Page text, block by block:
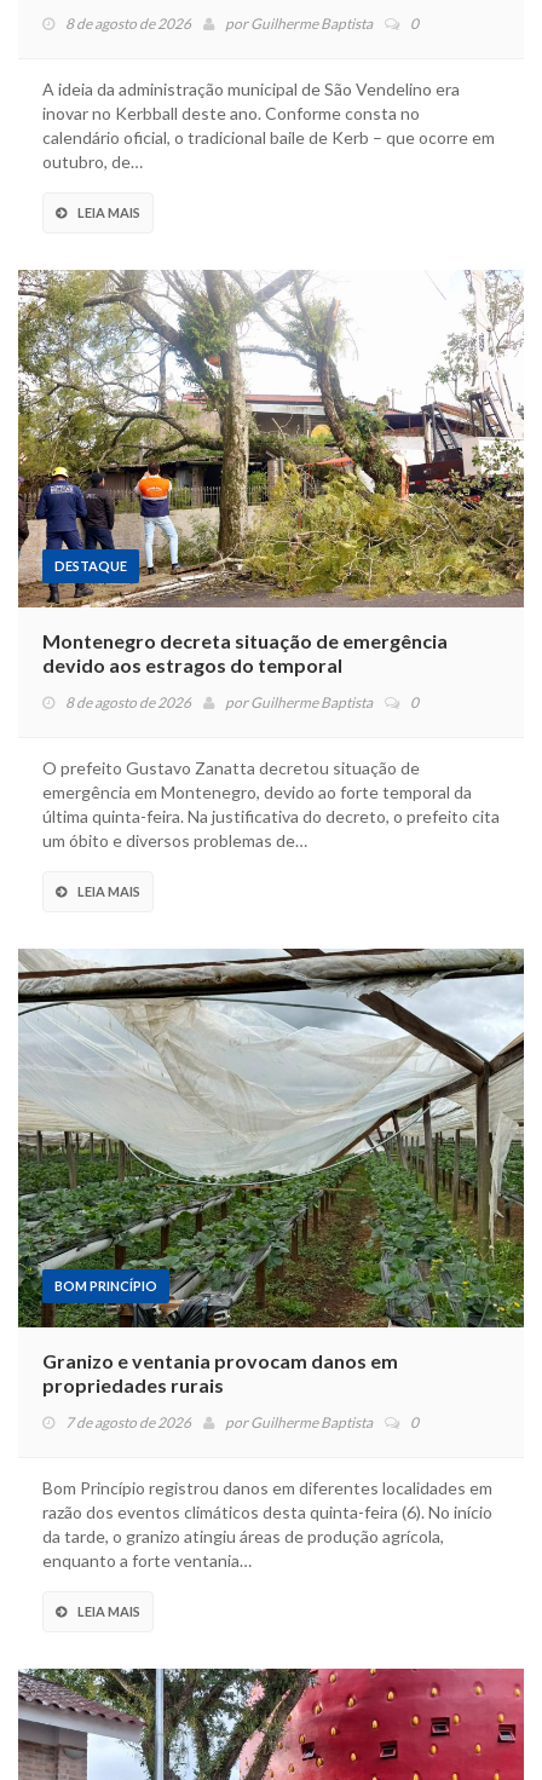
8 de agosto de 2026 porGuilherme Baptista 0
A ideia da administração municipal de São Vendelino era
inovar no Kerbball deste ano. Conforme consta no
calendário oficial, o tradicional baile de Kerb – que ocorre em
outubro, de…
LEIA MAIS
DESTAQUE
Montenegro decreta situação de emergência
devido aos estragos do temporal
8 de agosto de 2026 porGuilherme Baptista 0
O prefeito Gustavo Zanatta decretou situação de
emergência em Montenegro, devido ao forte temporal da
última quinta-feira. Na justificativa do decreto, o prefeito cita
um óbito e diversos problemas de…
LEIA MAIS
BOM PRINCÍPIO
Granizo e ventania provocam danos em
propriedades rurais
7 de agosto de 2026 porGuilherme Baptista 0
Bom Princípio registrou danos em diferentes localidades em
razão dos eventos climáticos desta quinta-feira (6). No início
da tarde, o granizo atingiu áreas de produção agrícola,
enquanto a forte ventania…
LEIA MAIS